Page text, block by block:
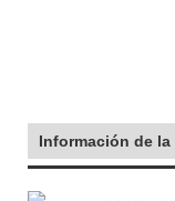
Información de la